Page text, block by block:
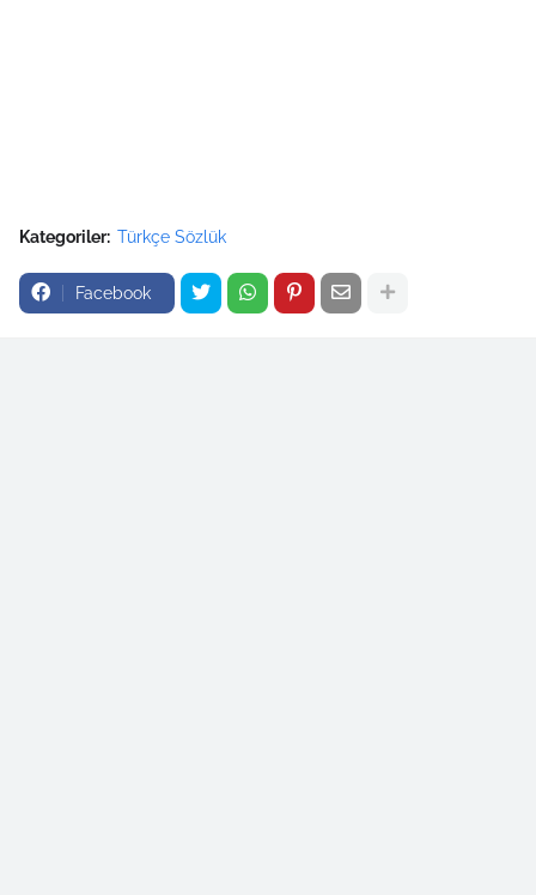
Kategoriler: Türkçe Sözlük
Facebook